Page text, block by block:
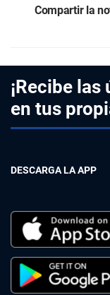
Compartir la
¡Recibe
en tus
DESCARGA LA APP